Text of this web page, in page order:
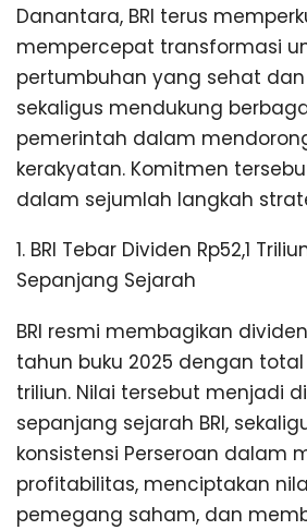
Danantara, BRI terus
mempercepat transformasi
pertumbuhan yang sehat
sekaligus mendukung
pemerintah dalam
kerakyatan. Komitmen
dalam sejumlah langkah
1. BRI Tebar Dividen Rp52,1
Sepanjang Sejarah
BRI resmi membagikan
tahun buku 2025 dengan total
triliun. Nilai tersebut menjadi
sepanjang sejarah BRI,
konsistensi Perseroan dalam
profitabilitas, menciptakan
pemegang saham, dan